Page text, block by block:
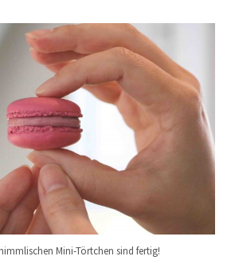
Mini-Törtchen sind fertig!